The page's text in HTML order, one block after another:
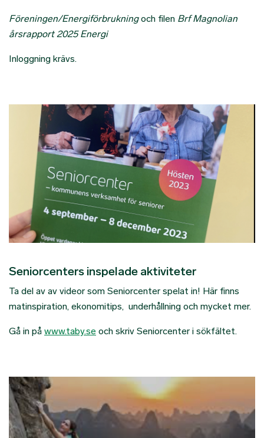
Föreningen/Energiförbrukningoch filen Brf Magnolian
årsrapport 2025 Energi
Inloggning krävs.
Seniorcenters inspelade aktiviteter
Ta del av av videor som Seniorcenter spelat in! Här finns
matinspiration, ekonomitips, underhållning och mycket mer.
Gå in på www.taby.se och skriv Seniorcenter i sökfältet.